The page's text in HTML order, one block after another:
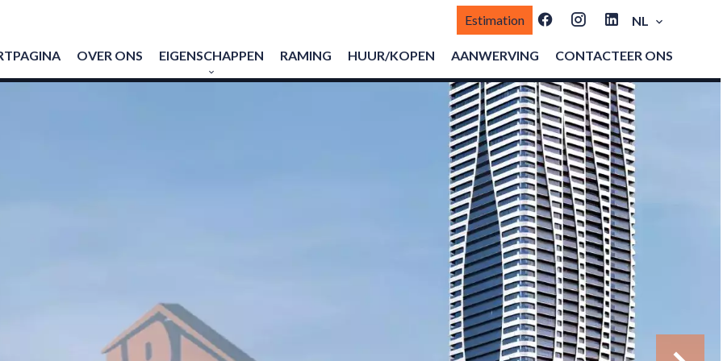
Estimation NL
OVER ONS EIGENSCHAPPEN RAMING HUUR/KOPEN AANWERVING CONTACTEER ONS